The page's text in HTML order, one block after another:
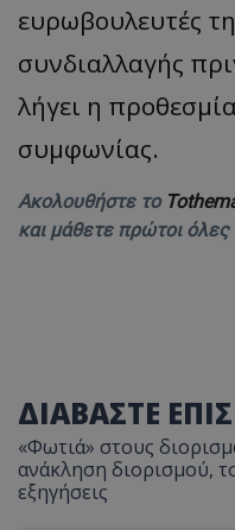
ευρωβουλευτές
συνδιαλλαγής
λήγει η
συμφωνίας.
Ακολουθήστε το
και μάθετε πρώτοι όλες
ΔΙΑΒΑΣΤΕ
«Φωτιά» στους
ανάκληση διορισμού,
εξηγήσεις